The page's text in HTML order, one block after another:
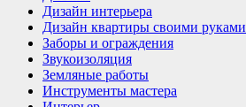
Дизайн интерьера
Дизайн квартиры своими руками
Заборы и ограждения
Звукоизоляция
Земляные работы
Инструменты мастера